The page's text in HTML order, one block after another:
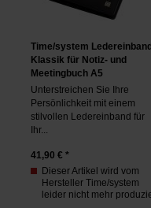
Time/system Ledereinband
Klassik für Notiz- und
Meetingbuch A5
Unterstreichen Sie Ihre
Persönlichkeit mit einem
stilvollen Ledereinband für
Ihr...
41,90 € *
Dieser Artikel wird vom
Hersteller Time/system
leider nicht mehr